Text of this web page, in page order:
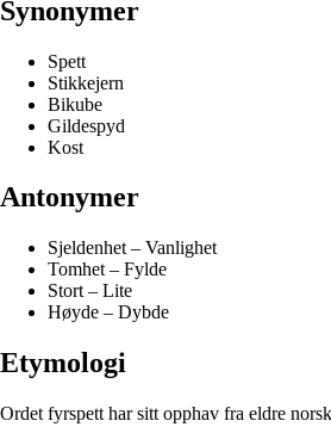
Synonymer
Spett
Stikkejern
Bikube
Gildespyd
Kost
Antonymer
Sjeldenhet – Vanlighet
Tomhet – Fylde
Stort – Lite
Høyde – Dybde
Etymologi
Ordet fyrspett har sitt opphav fra eldre